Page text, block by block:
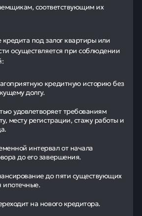
соответствующим их
под залог квартиры или
осуществляется при соблюдении
кредитную историю без
долгу.
удовлетворяет требованиям
месту регистрации, стажу работы и
интервал от начала
до его завершения.
до пяти существующих
ипотечные.
на нового кредитора.